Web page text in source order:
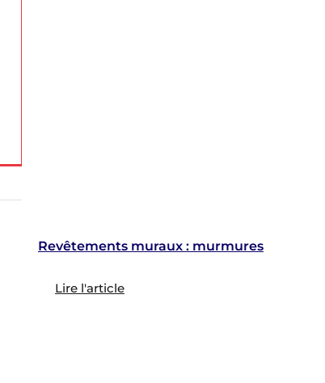
Revêtements muraux : murmures
Lire l'article